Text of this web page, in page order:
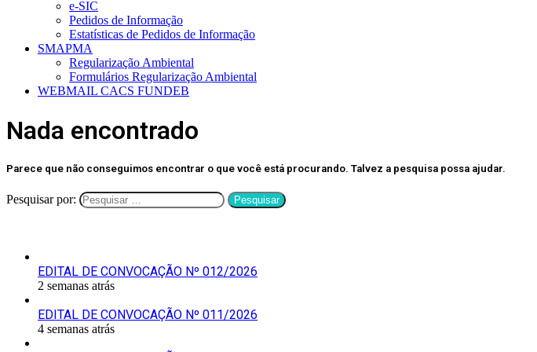
e-SIC
Pedidos de Informação
Estatísticas de Pedidos de Informação
SMAPMA
Regularização Ambiental
Formulários Regularização Ambiental
WEBMAIL CACS FUNDEB
Nada encontrado
Parece que não conseguimos encontrar o que você está procurando. Talvez a pesquisa possa ajudar.
Pesquisar por:
EDITAL DE CONVOCAÇÃO Nº 012/2026
2 semanas atrás
EDITAL DE CONVOCAÇÃO Nº 011/2026
4 semanas atrás